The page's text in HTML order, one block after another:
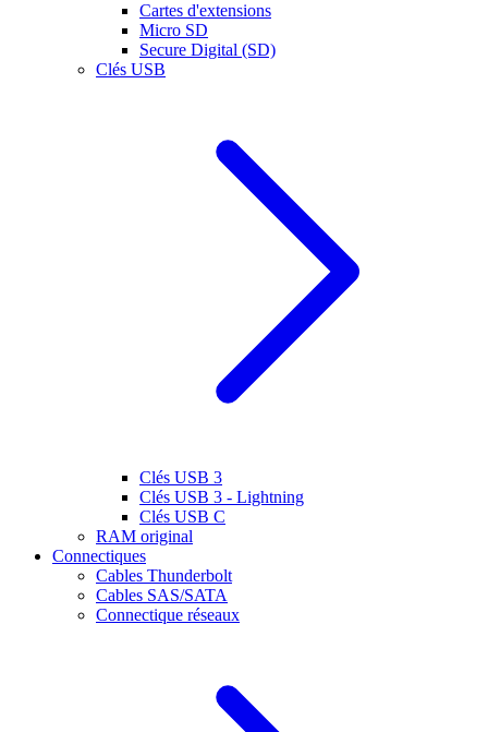
Cartes d'extensions
Micro SD
Secure Digital (SD)
Clés USB
Clés USB 3
Clés USB 3 - Lightning
Clés USB C
RAM original
Connectiques
Cables Thunderbolt
Cables SAS/SATA
Connectique réseaux